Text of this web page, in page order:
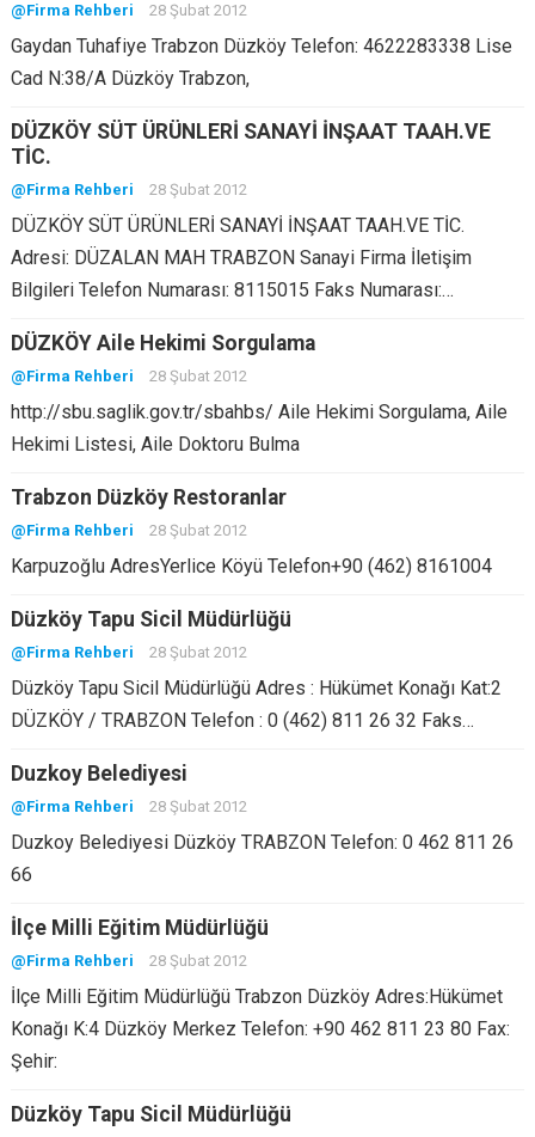
@Firma Rehberi 28 Şubat 2012
Gaydan Tuhafiye Trabzon Düzköy Telefon: 4622283338 Lise
Cad N:38/A Düzköy Trabzon,
DÜZKÖY SÜT ÜRÜNLERİ SANAYİ İNŞAAT TAAH.VE
TİC.
@Firma Rehberi 28 Şubat 2012
DÜZKÖY SÜT ÜRÜNLERİ SANAYİ İNŞAAT TAAH.VE TİC.
Adresi: DÜZALAN MAH TRABZON Sanayi Firma İletişim
Bilgileri Telefon Numarası: 8115015 Faks Numarası:…
DÜZKÖY Aile Hekimi Sorgulama
@Firma Rehberi 28 Şubat 2012
http://sbu.saglik.gov.tr/sbahbs/ Aile Hekimi Sorgulama, Aile
Hekimi Listesi, Aile Doktoru Bulma
Trabzon Düzköy Restoranlar
@Firma Rehberi 28 Şubat 2012
Karpuzoğlu AdresYerlice Köyü Telefon+90 (462) 8161004
Düzköy Tapu Sicil Müdürlüğü
@Firma Rehberi 28 Şubat 2012
Düzköy Tapu Sicil Müdürlüğü Adres : Hükümet Konağı Kat:2
DÜZKÖY / TRABZON Telefon : 0 (462) 811 26 32 Faks…
Duzkoy Belediyesi
@Firma Rehberi 28 Şubat 2012
Duzkoy Belediyesi Düzköy TRABZON Telefon: 0 462 811 26
66
İlçe Milli Eğitim Müdürlüğü
@Firma Rehberi 28 Şubat 2012
İlçe Milli Eğitim Müdürlüğü Trabzon Düzköy Adres:Hükümet
Konağı K:4 Düzköy Merkez Telefon: +90 462 811 23 80 Fax:
Şehir:
Düzköy Tapu Sicil Müdürlüğü